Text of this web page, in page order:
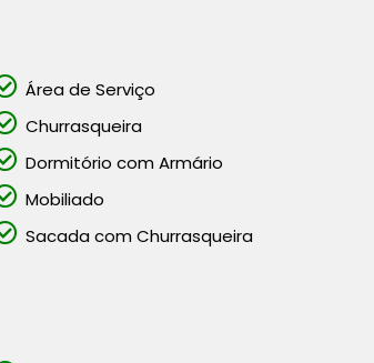
Área de Serviço
Churrasqueira
Dormitório com Armário
Mobiliado
Sacada com Churrasqueira